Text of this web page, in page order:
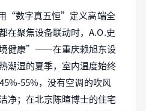
“数字真五恒”定义高端全
在聚焦设备联动时，A.O.史
健康”——在重庆赖旭东设
潮湿的夏季，室内温度始终
55%，没有空调的吹风
净；在北京陈暄博士的住宅